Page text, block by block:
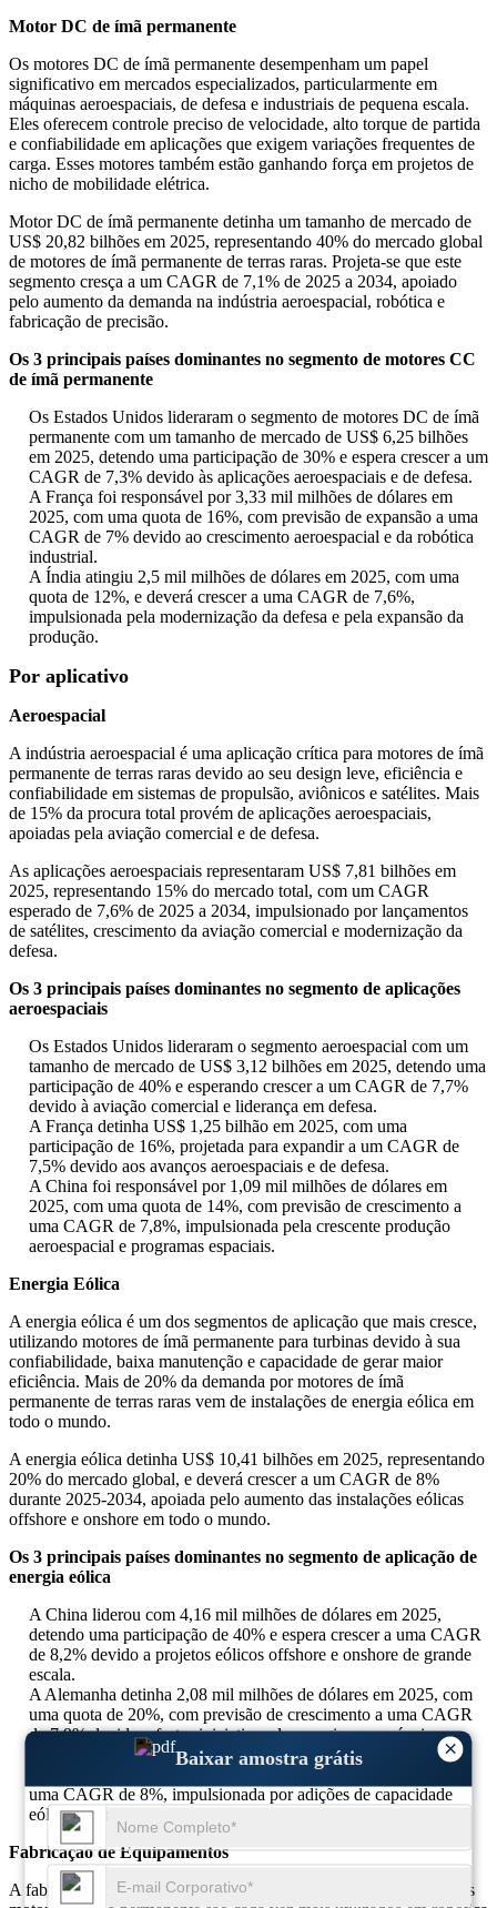
×
Baixar amostra grátis
Motor DC de ímã permanente
Os motores DC de ímã permanente desempenham um papel
significativo em mercados especializados, particularmente em
máquinas aeroespaciais, de defesa e industriais de pequena escala.
Eles oferecem controle preciso de velocidade, alto torque de partida
e confiabilidade em aplicações que exigem variações frequentes de
carga. Esses motores também estão ganhando força em projetos de
nicho de mobilidade elétrica.
Motor DC de ímã permanente detinha um tamanho de mercado de
US$ 20,82 bilhões em 2025, representando 40% do mercado global
de motores de ímã permanente de terras raras. Projeta-se que este
segmento cresça a um CAGR de 7,1% de 2025 a 2034, apoiado
pelo aumento da demanda na indústria aeroespacial, robótica e
fabricação de precisão.
Os 3 principais países dominantes no segmento de motores CC
de ímã permanente
Os Estados Unidos lideraram o segmento de motores DC de ímã
permanente com um tamanho de mercado de US$ 6,25 bilhões
em 2025, detendo uma participação de 30% e espera crescer a um
CAGR de 7,3% devido às aplicações aeroespaciais e de defesa.
A França foi responsável por 3,33 mil milhões de dólares em
2025, com uma quota de 16%, com previsão de expansão a uma
CAGR de 7% devido ao crescimento aeroespacial e da robótica
industrial.
A Índia atingiu 2,5 mil milhões de dólares em 2025, com uma
quota de 12%, e deverá crescer a uma CAGR de 7,6%,
impulsionada pela modernização da defesa e pela expansão da
produção.
Por aplicativo
Aeroespacial
A indústria aeroespacial é uma aplicação crítica para motores de ímã
permanente de terras raras devido ao seu design leve, eficiência e
confiabilidade em sistemas de propulsão, aviônicos e satélites. Mais
de 15% da procura total provém de aplicações aeroespaciais,
apoiadas pela aviação comercial e de defesa.
As aplicações aeroespaciais representaram US$ 7,81 bilhões em
2025, representando 15% do mercado total, com um CAGR
esperado de 7,6% de 2025 a 2034, impulsionado por lançamentos
de satélites, crescimento da aviação comercial e modernização da
defesa.
Os 3 principais países dominantes no segmento de aplicações
aeroespaciais
Os Estados Unidos lideraram o segmento aeroespacial com um
tamanho de mercado de US$ 3,12 bilhões em 2025, detendo uma
participação de 40% e esperando crescer a um CAGR de 7,7%
devido à aviação comercial e liderança em defesa.
A França detinha US$ 1,25 bilhão em 2025, com uma
participação de 16%, projetada para expandir a um CAGR de
7,5% devido aos avanços aeroespaciais e de defesa.
A China foi responsável por 1,09 mil milhões de dólares em
2025, com uma quota de 14%, com previsão de crescimento a
uma CAGR de 7,8%, impulsionada pela crescente produção
aeroespacial e programas espaciais.
Energia Eólica
A energia eólica é um dos segmentos de aplicação que mais cresce,
utilizando motores de ímã permanente para turbinas devido à sua
confiabilidade, baixa manutenção e capacidade de gerar maior
eficiência. Mais de 20% da demanda por motores de ímã
permanente de terras raras vem de instalações de energia eólica em
todo o mundo.
A energia eólica detinha US$ 10,41 bilhões em 2025, representando
20% do mercado global, e deverá crescer a um CAGR de 8%
durante 2025-2034, apoiada pelo aumento das instalações eólicas
offshore e onshore em todo o mundo.
Os 3 principais países dominantes no segmento de aplicação de
energia eólica
A China liderou com 4,16 mil milhões de dólares em 2025,
detendo uma participação de 40% e espera crescer a uma CAGR
de 8,2% devido a projetos eólicos offshore e onshore de grande
escala.
A Alemanha detinha 2,08 mil milhões de dólares em 2025, com
uma quota de 20%, com previsão de crescimento a uma CAGR
de 7,9% devido a fortes iniciativas de energias renováveis.
O Reino Unido foi responsável por 1,56 mil milhões de dólares
em 2025, com uma quota de 15%, com previsão de expansão a
uma CAGR de 8%, impulsionada por adições de capacidade
eólica offshore.
Fabricação de Equipamentos
A fabricação de equipamentos contribui significativamente, pois os